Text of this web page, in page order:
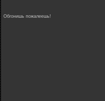
Обгонишь пожалеешь!